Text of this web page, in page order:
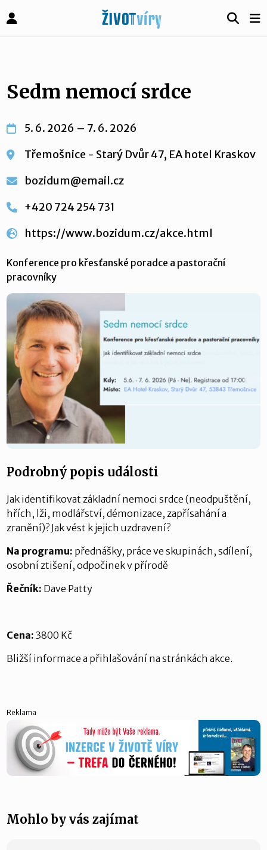
Sedm nemocí srdce
5. 6. 2026 – 7. 6. 2026
Třemošnice - Starý Dvůr 47, EA hotel Kraskov
bozidum@email.cz
+420 724 254 731
https://www.bozidum.cz/akce.html
Konference pro křesťanské poradce a pastorační
pracovníky
Podrobný popis události
Jak identifikovat základní nemoci srdce (neodpuštění,
hřích, lži, modlářství, démonizace, zapřísahání a
zranění)? Jak vést k jejich uzdravení?
Na programu: přednášky, práce ve skupinách, sdílení,
osobní ztišení, odpočinek v přírodě
Řečník: Dave Patty
Cena:3800 Kč
Bližší informace a přihlašování na stránkách akce.
Reklama
Mohlo by vás zajímat